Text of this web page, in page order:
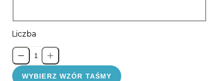
Liczba
WYBIERZ WZÓR TAŚMY